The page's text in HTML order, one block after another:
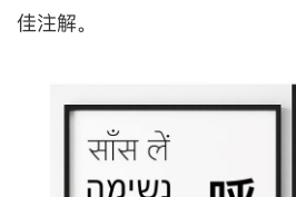
佳注解。